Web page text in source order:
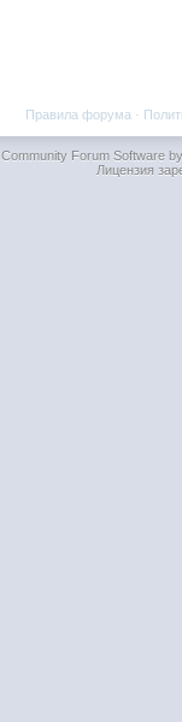
Правила форума ·
Community Forum Software
Лицензия